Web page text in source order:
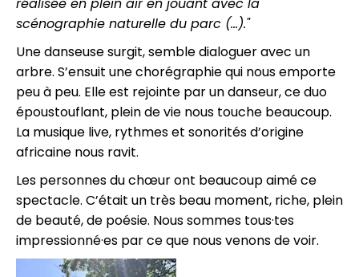
scénographie naturelle du parc (...)."
Une danseuse surgit, semble dialoguer avec un
arbre. S’ensuit une chorégraphie qui nous emporte
peu à peu. Elle est rejointe par un danseur, ce duo
époustouflant, plein de vie nous touche beaucoup.
La musique live, rythmes et sonorités d’origine
africaine nous ravit.
Les personnes du chœur ont beaucoup aimé ce
spectacle. C’était un très beau moment, riche, plein
de beauté, de poésie. Nous sommes tous·tes
impressionné·es par ce que nous venons de voir.